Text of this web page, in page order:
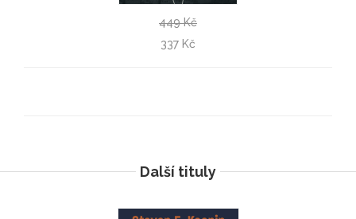
Marek Čejka
Izrael a Palestina
449 Kč
337 Kč
Další tituly